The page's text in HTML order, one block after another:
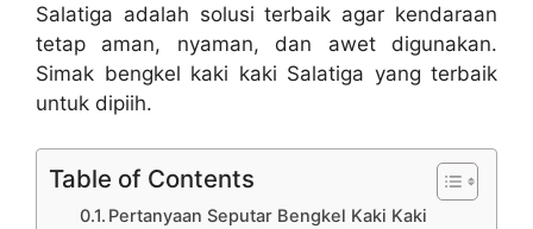
Salatiga adalah solusi terbaik agar kendaraan
tetap aman, nyaman, dan awet digunakan.
Simak bengkel kaki kaki Salatiga yang terbaik
untuk dipiih.
Table of Contents
Pertanyaan Seputar Bengkel Kaki Kaki